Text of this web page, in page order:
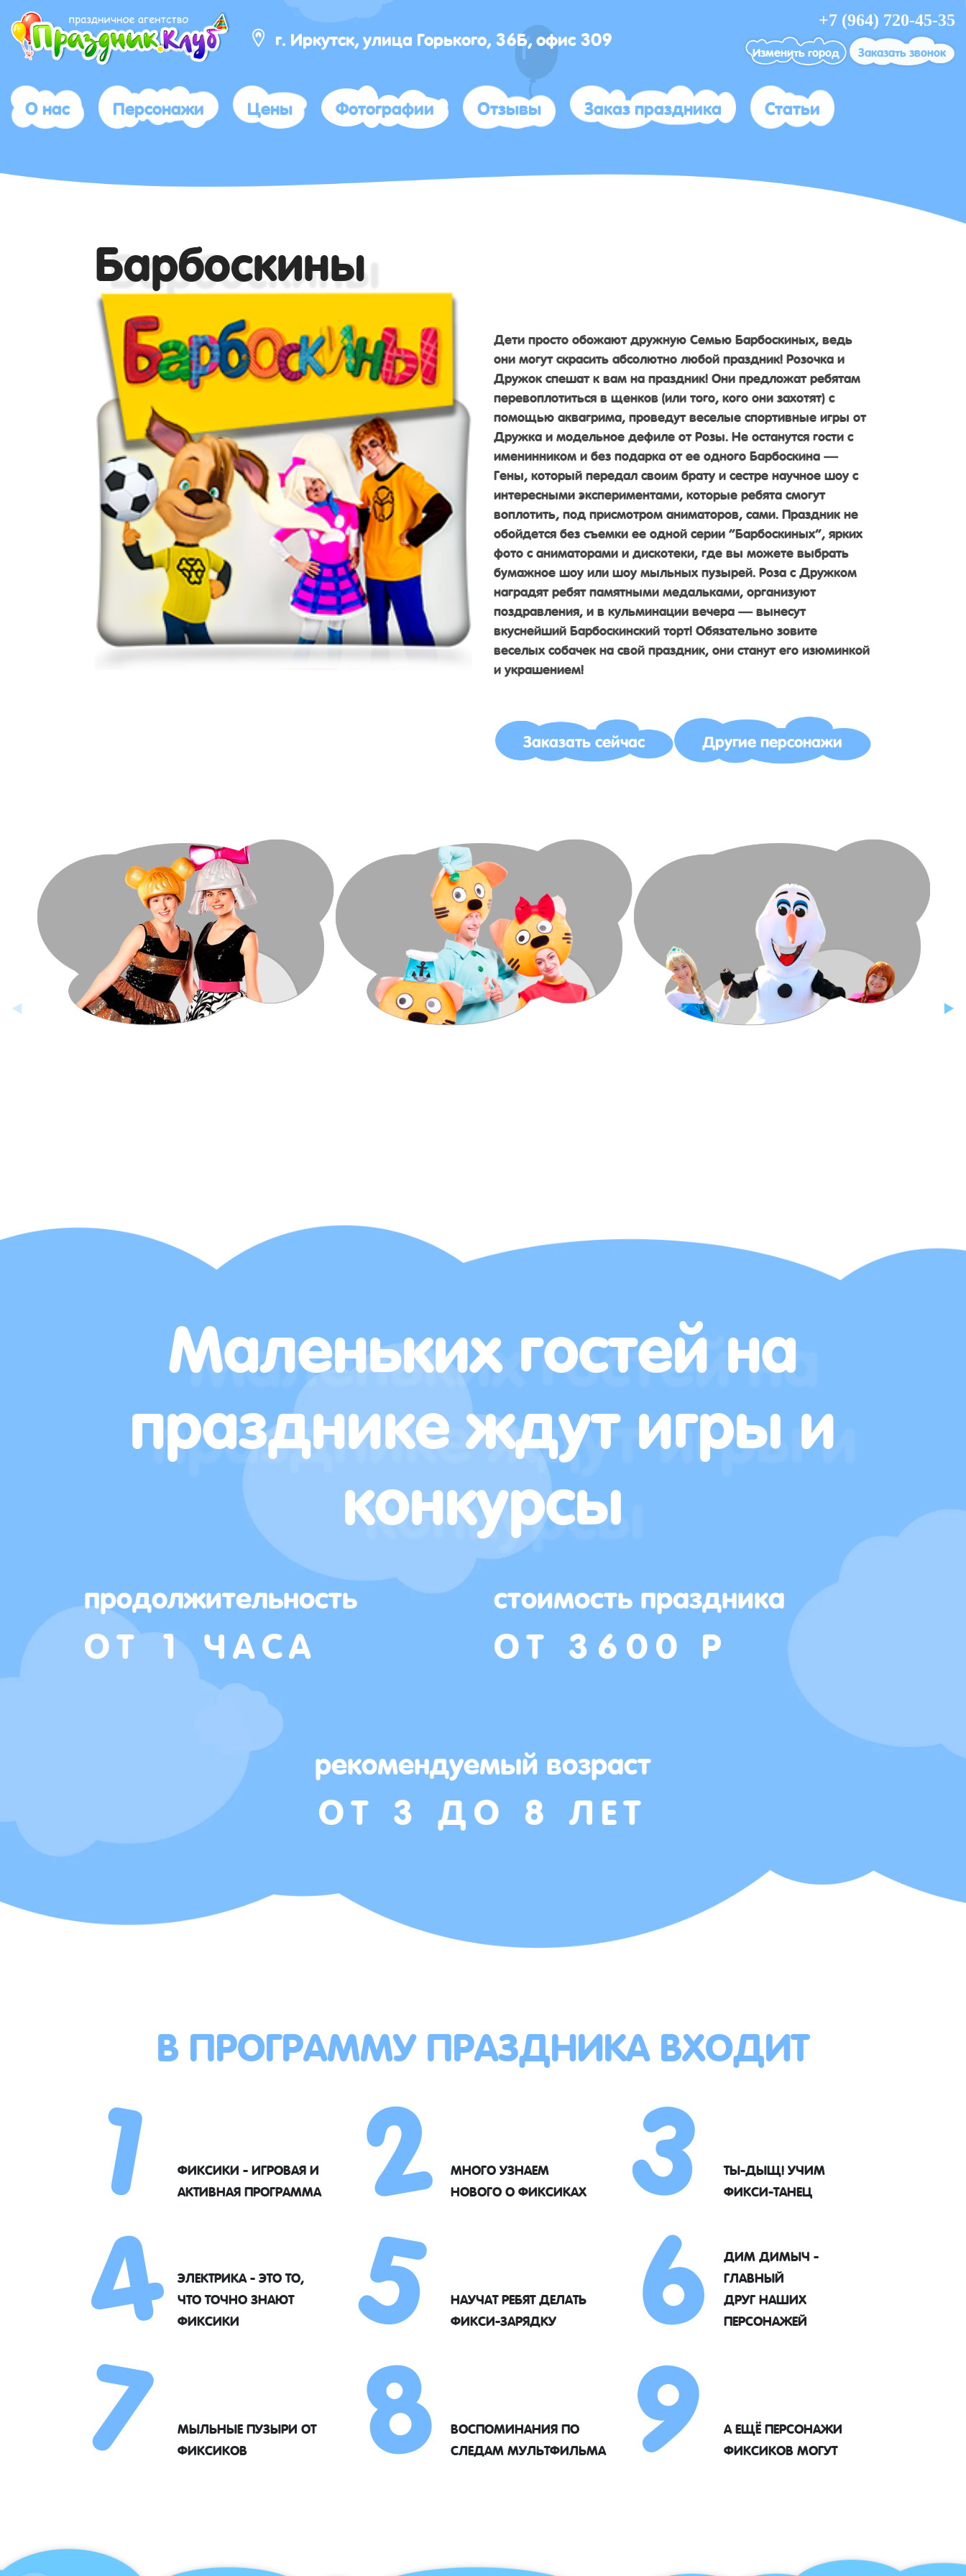
г. Иркутск, улица Горького, 36Б, офис 309 +7 (964) 720-45-35
Изменить город Заказать звонок
О нас Персонажи Цены Фотографии Отзывы Заказ праздника Статьи
Барбоскины
Дети просто обожают дружную Семью Барбоскиных, ведь
они могут скрасить абсолютно любой праздник! Розочка и
Дружок спешат к вам на праздник! Они предложат ребятам
перевоплотиться в щенков (или того, кого они захотят) с
помощью аквагрима, проведут веселые спортивные игры от
Дружка и модельное дефиле от Розы. Не останутся гости с
именинником и без подарка от ее одного Барбоскина —
Гены, который передал своим брату и сестре научное шоу с
интересными экспериментами, которые ребята смогут
воплотить, под присмотром аниматоров, сами. Праздник не
обойдется без съемки ее одной серии “Барбоскиных”, ярких
фото с аниматорами и дискотеки, где вы можете выбрать
бумажное шоу или шоу мыльных пузырей. Роза с Дружком
наградят ребят памятными медальками, организуют
поздравления, и в кульминации вечера — вынесут
вкуснейший Барбоскинский торт! Обязательно зовите
веселых собачек на свой праздник, они станут его изюминкой
и украшением!
Заказать сейчас Другие персонажи
Маленьких гостей на
празднике ждут игры и
конкурсы
продолжительность
ОТ 1 ЧАСА
стоимость праздника
ОТ 3600 Р
рекомендуемый возраст
ОТ 3 ДО 8 ЛЕТ
В ПРОГРАММУ ПРАЗДНИКА ВХОДИТ
1ФИКСИКИ - ИГРОВАЯ И
АКТИВНАЯ ПРОГРАММА
2МНОГО УЗНАЕМ
НОВОГО О ФИКСИКАХ
3ТЫ-ДЫЩ! УЧИМ
ФИКСИ-ТАНЕЦ
4ЭЛЕКТРИКА - ЭТО ТО,
ЧТО ТОЧНО ЗНАЮТ
ФИКСИКИ
5НАУЧАТ РЕБЯТ ДЕЛАТЬ
ФИКСИ-ЗАРЯДКУ
6ДИМ ДИМЫЧ -
ГЛАВНЫЙ
ДРУГ НАШИХ
ПЕРСОНАЖЕЙ
7МЫЛЬНЫЕ ПУЗЫРИ ОТ
ФИКСИКОВ
8ВОСПОМИНАНИЯ ПО
СЛЕДАМ МУЛЬТФИЛЬМА
9А ЕЩЁ ПЕРСОНАЖИ
ФИКСИКОВ МОГУТ